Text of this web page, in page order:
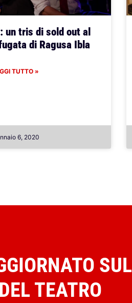
un tris di sold out al
di Ragusa Ibla
TUTTO »
6, 2020
TEATRO